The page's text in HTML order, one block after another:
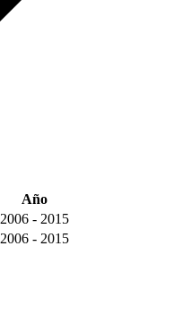
Año
2006 - 2015
2006 - 2015